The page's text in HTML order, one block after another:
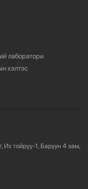
лаборатори
хэлтэс
Их тойруу-1, Баруун 4 зам,